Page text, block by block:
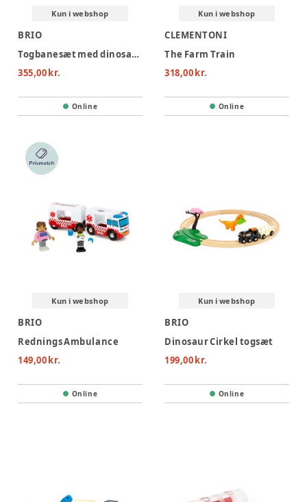
Kun i webshop
BRIO
Togbanesæt med dinosaurer
355,00 kr.
Online
Kun i webshop
CLEMENTONI
The Farm Train
318,00 kr.
Online
Kun i webshop
BRIO
Rednings Ambulance
149,00 kr.
Online
Kun i webshop
BRIO
Dinosaur Cirkel togsæt
199,00 kr.
Online